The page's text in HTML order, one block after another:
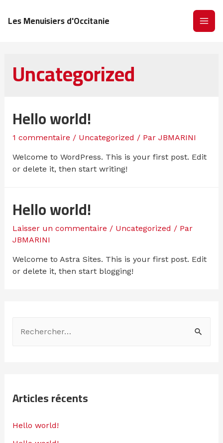
Les Menuisiers d'Occitanie
Uncategorized
Hello world!
1 commentaire / Uncategorized / Par JBMARINI
Welcome to WordPress. This is your first post. Edit
or delete it, then start writing!
Hello world!
Laisser un commentaire / Uncategorized / Par
JBMARINI
Welcome to Astra Sites. This is your first post. Edit
or delete it, then start blogging!
Articles récents
Hello world!